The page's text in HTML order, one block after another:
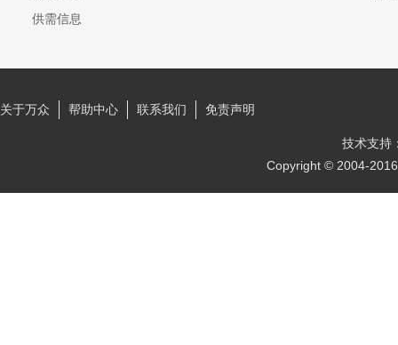
供需信息
关于万众 帮助中心 联系我们 免责声明
Copyright © 2004-
技术支持